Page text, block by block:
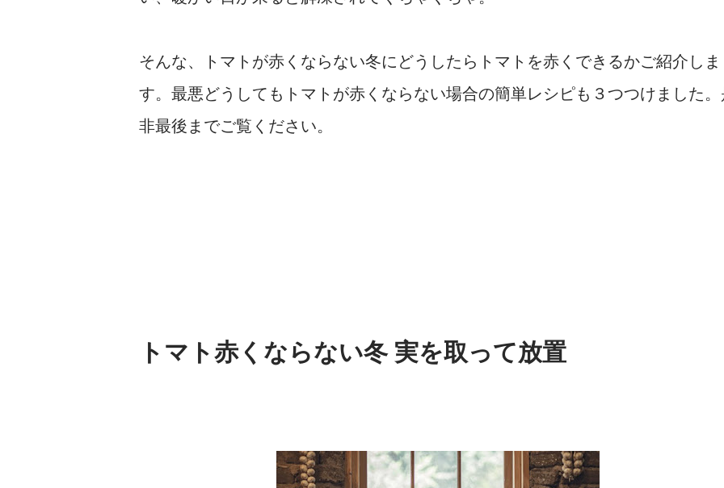
そんな、トマトが赤くならない冬にどうしたらトマトを赤くできるかご紹介しま
す。最悪どうしてもトマトが赤くならない場合の簡単レシピも３つつけました。
非最後までご覧ください。
トマト赤くならない冬 実を取って放置